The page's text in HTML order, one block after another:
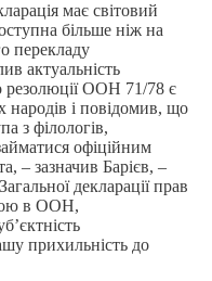
має світовий
більше ніж на
перекладу
актуальність
резолюції ООН 71/78 є
і повідомив, що
з філологів,
офіційним
– зазначив Барієв, –
декларації прав
в ООН,
прихильність до